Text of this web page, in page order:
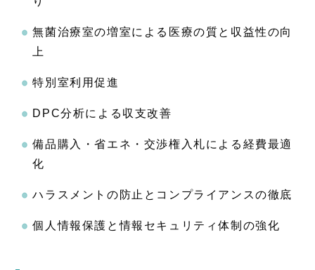
無菌治療室の増室による医療の質と収益性の向
上
特別室利用促進
DPC分析による収支改善
備品購入・省エネ・交渉権入札による経費最適
化
ハラスメントの防止とコンプライアンスの徹底
個人情報保護と情報セキュリティ体制の強化